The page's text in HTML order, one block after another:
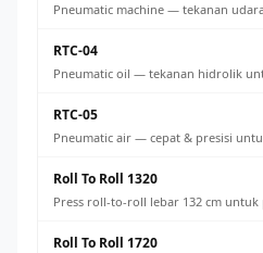
Pneumatic machine — tekanan
RTC-04
Pneumatic oil — tekanan hidrolik
RTC-05
Pneumatic air — cepat & presisi
Roll To Roll 1320
Press roll-to-roll lebar 132 cm
Roll To Roll 1720